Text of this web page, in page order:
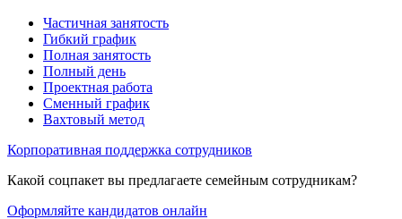
Частичная занятость
Гибкий график
Полная занятость
Полный день
Проектная работа
Сменный график
Вахтовый метод
Корпоративная поддержка сотрудников
Какой соцпакет вы предлагаете семейным сотрудникам?
Оформляйте кандидатов онлайн